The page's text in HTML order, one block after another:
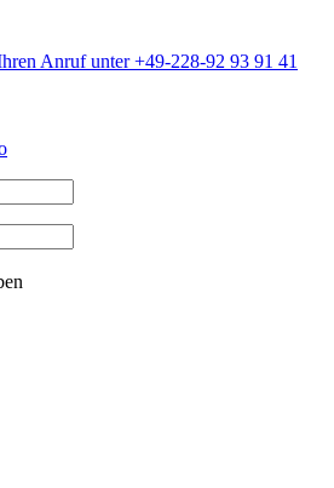
Anruf unter +49-228-92 93 91 41